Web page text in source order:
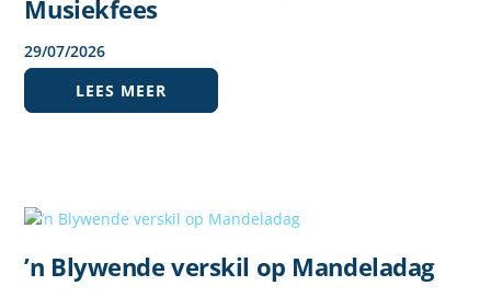
Musiekfees
29/07/2026
LEES MEER
’n Blywende verskil op Mandeladag